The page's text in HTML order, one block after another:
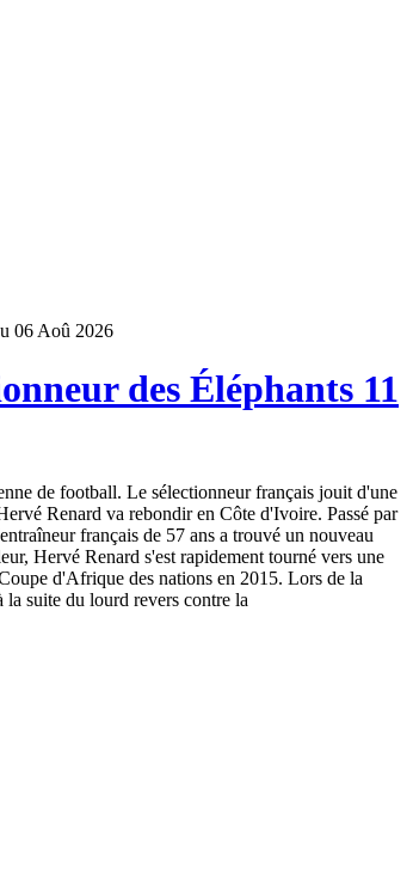
06 Aoû 2026
des Éléphants 11
de football. Le sélectionneur français jouit d'une
Renard va rebondir en Côte d'Ivoire. Passé par
français de 57 ans a trouvé un nouveau
Hervé Renard s'est rapidement tourné vers une
d'Afrique des nations en 2015. Lors de la
suite du lourd revers contre la